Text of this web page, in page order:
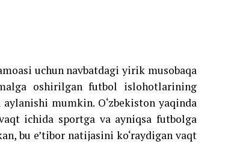
uchun navbatdagi yirik musobaqa
oshirilgan futbol islohotlarining
mumkin. O‘zbekiston yaqinda
ichida sportga va ayniqsa futbolga
bu e’tibor natijasini ko‘raydigan vaqt